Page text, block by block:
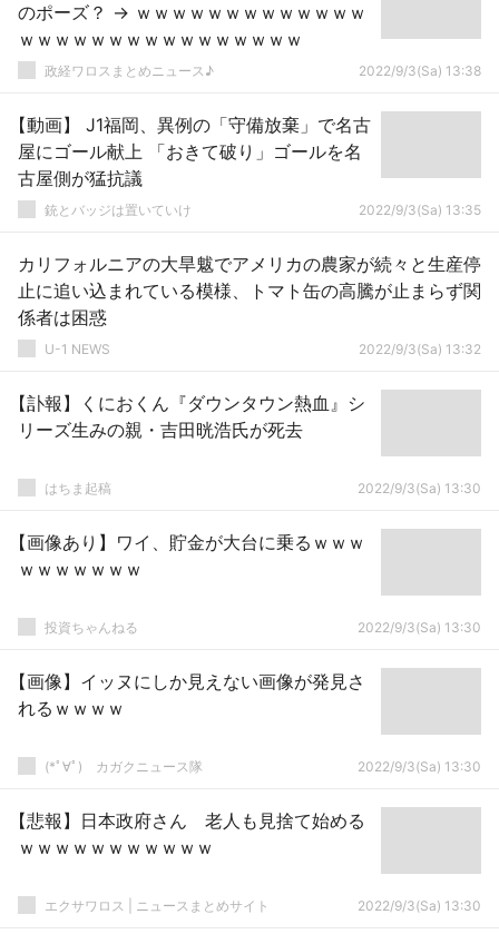
のポーズ？ → ｗｗｗｗｗｗｗｗｗｗｗｗｗ
ｗｗｗｗｗｗｗｗｗｗｗｗｗｗｗｗ
政経ワロスまとめニュース♪ 2022/9/3(Sa) 13:38
【動画】 J1福岡、異例の「守備放棄」で名古
屋にゴール献上 「おきて破り」ゴールを名
古屋側が猛抗議
銃とバッジは置いていけ 2022/9/3(Sa) 13:35
カリフォルニアの大旱魃でアメリカの農家が続々と生産停
止に追い込まれている模様、トマト缶の高騰が止まらず関
係者は困惑
U-1 NEWS 2022/9/3(Sa) 13:32
【訃報】くにおくん『ダウンタウン熱血』シ
リーズ生みの親・吉田晄浩氏が死去
はちま起稿 2022/9/3(Sa) 13:30
【画像あり】ワイ、貯金が大台に乗るｗｗｗ
ｗｗｗｗｗｗｗ
投資ちゃんねる 2022/9/3(Sa) 13:30
【画像】イッヌにしか見えない画像が発見さ
れるｗｗｗｗ
(*ﾟ∀ﾟ)ゞカガクニュース隊 2022/9/3(Sa) 13:30
【悲報】日本政府さん 老人も見捨て始める
ｗｗｗｗｗｗｗｗｗｗｗ
エクサワロス | ニュースまとめサイト 2022/9/3(Sa) 13:30